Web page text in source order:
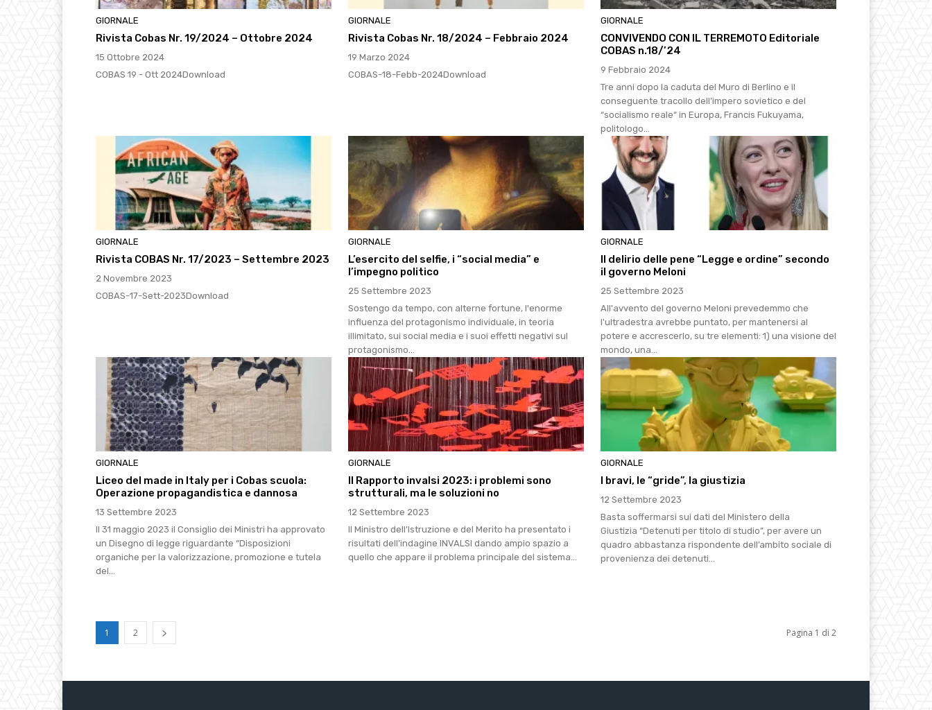
GIORNALE
Rivista Cobas Nr. 19/2024 – Ottobre 2024
15 Ottobre 2024
COBAS 19 - Ott 2024Download
GIORNALE
Rivista Cobas Nr. 18/2024 – Febbraio 2024
19 Marzo 2024
COBAS-18-Febb-2024Download
GIORNALE
CONVIVENDO CON IL TERREMOTO Editoriale
COBAS n.18/’24
9 Febbraio 2024
Tre anni dopo la caduta del Muro di Berlino e il
conseguente tracollo dell’impero sovietico e del
“socialismo reale“ in Europa, Francis Fukuyama,
politologo...
GIORNALE
Rivista COBAS Nr. 17/2023 – Settembre 2023
2 Novembre 2023
COBAS-17-Sett-2023Download
GIORNALE
L’esercito del selfie, i “social media” e
l’impegno politico
25 Settembre 2023
Sostengo da tempo, con alterne fortune, l'enorme
influenza del protagonismo individuale, in teoria
illimitato, sui social media e i suoi effetti negativi sul
protagonismo...
GIORNALE
Il delirio delle pene “Legge e ordine” secondo
il governo Meloni
25 Settembre 2023
All'avvento del governo Meloni prevedemmo che
l'ultradestra avrebbe puntato, per mantenersi al
potere e accrescerlo, su tre elementi: 1) una visione del
mondo, una...
GIORNALE
Liceo del made in Italy per i Cobas scuola:
Operazione propagandistica e dannosa
13 Settembre 2023
Il 31 maggio 2023 il Consiglio dei Ministri ha approvato
un Disegno di legge riguardante “Disposizioni
organiche per la valorizzazione, promozione e tutela
del...
GIORNALE
Il Rapporto invalsi 2023: i problemi sono
strutturali, ma le soluzioni no
12 Settembre 2023
Il Ministro dell’Istruzione e del Merito ha presentato i
risultati dell’indagine INVALSI dando ampio spazio a
quello che appare il problema principale del sistema...
GIORNALE
I bravi, le “gride”, la giustizia
12 Settembre 2023
Basta soffermarsi sui dati del Ministero della
Giustizia “Detenuti per titolo di studio”, per avere un
quadro abbastanza rispondente dell’ambito sociale di
provenienza dei detenuti...
1 2 Pagina 1 di 2